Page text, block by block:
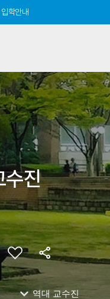
입학안내
수진
역대 교수진